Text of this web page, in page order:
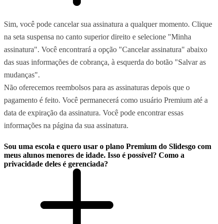
Sim, você pode cancelar sua assinatura a qualquer momento. Clique
na seta suspensa no canto superior direito e selecione "Minha
assinatura". Você encontrará a opção "Cancelar assinatura" abaixo
das suas informações de cobrança, à esquerda do botão "Salvar as
mudanças".
Não oferecemos reembolsos para as assinaturas depois que o
pagamento é feito. Você permanecerá como usuário Premium até a
data de expiração da assinatura. Você pode encontrar essas
informações na página da sua assinatura.
Sou uma escola e quero usar o plano Premium do Slidesgo com
meus alunos menores de idade. Isso é possível? Como a
privacidade deles é gerenciada?